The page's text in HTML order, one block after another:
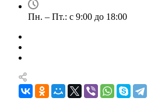
Пн. – Пт.: с 9:00 до 18:00